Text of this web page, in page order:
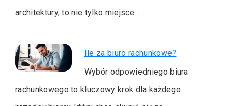
architektury, to nie tylko miejsce…
Ile za biuro rachunkowe?
Wybór odpowiedniego biura
rachunkowego to kluczowy krok dla każdego